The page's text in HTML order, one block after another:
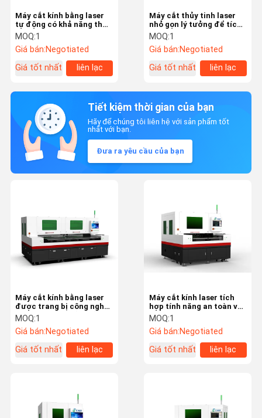
Máy cắt kính bằng laser
tự động có khả năng thực
hiện các mô hình và hình
dạng cắt phức tạp với
khả năng lặp lại cao
MOQ:1
Giá bán:Negotiated
Giá tốt nhất
liên lạc
Máy cắt thủy tinh laser
nhỏ gọn lý tưởng để tích
hợp vào các dây chuyền
chế biến thủy tinh hiện có
với không gian hạn chế
MOQ:1
Giá bán:Negotiated
Giá tốt nhất
liên lạc
Tiết kiệm thời gian của bạn
Hãy để chúng tôi liên hệ với sản phẩm tốt
nhất với bạn.
Đưa ra yêu cầu của bạn
Máy cắt kính laser tích
hợp tính năng an toàn và
công nghệ tiết kiệm năng
lượng cho sản xuất kính
bền vững
MOQ:1
Giá bán:Negotiated
Giá tốt nhất
liên lạc
Máy cắt kính bằng laser
được trang bị công nghệ
laser tiên tiến đảm bảo
kết quả cắt kính sạch và
chính xác
MOQ:1
Giá bán:Negotiated
Giá tốt nhất
liên lạc